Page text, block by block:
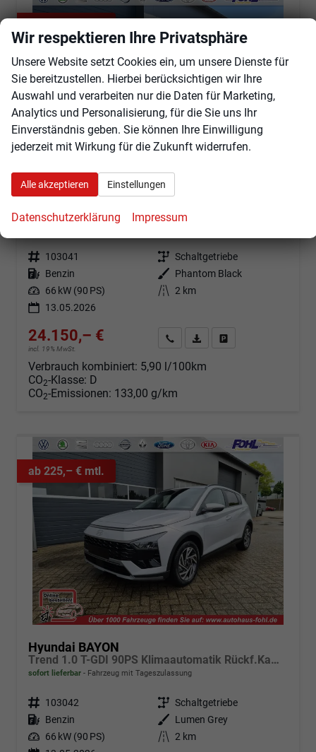
Hyundai BAYON
Fahrzeugnr. 103041 Getriebe Schaltgetriebe
Kraftstoff Benzin Außenfarbe
Phantom Black
Leistung 66 kW (90 PS) Kilometerstand 2 km
13.05.2026
24.150,– €
incl. 19% MwSt.
Angebot anfordern
Fahrzeugexpose (PDF)
Verbrauch kombiniert: 5,90 l/100km
CO2-Klasse: D
CO2-Emissionen: 133,00 g/km
ab 225,– € mtl.
Hyundai BAYON
Trend 1.0 T-GDI 90PS Klimaautomatik Rückf.Kamera Parksensoren Sitzheizung Lenkradheizung Bluetooth Touchscreen Tempomat Apple CarPlay + Android Auto 16"LM
sofort lieferbar Fahrzeug mit Tageszulassung
Fahrzeugnr. 103042 Getriebe Schaltgetriebe
Kraftstoff Benzin Außenfarbe
Lumen Grey
Leistung 66 kW (90 PS) Kilometerstand 2 km
Wir respektieren Ihre Privatsphäre
Unsere Website setzt Cookies ein, um unsere Dienste für
Sie bereitzustellen. Hierbei berücksichtigen wir Ihre
Auswahl und verarbeiten nur die Daten für Marketing,
Analytics und Personalisierung, für die Sie uns Ihr
Einverständnis geben. Sie können Ihre Einwilligung
jederzeit mit Wirkung für die Zukunft widerrufen.
Alle akzeptieren Einstellungen
Datenschutzerklärung Impressum